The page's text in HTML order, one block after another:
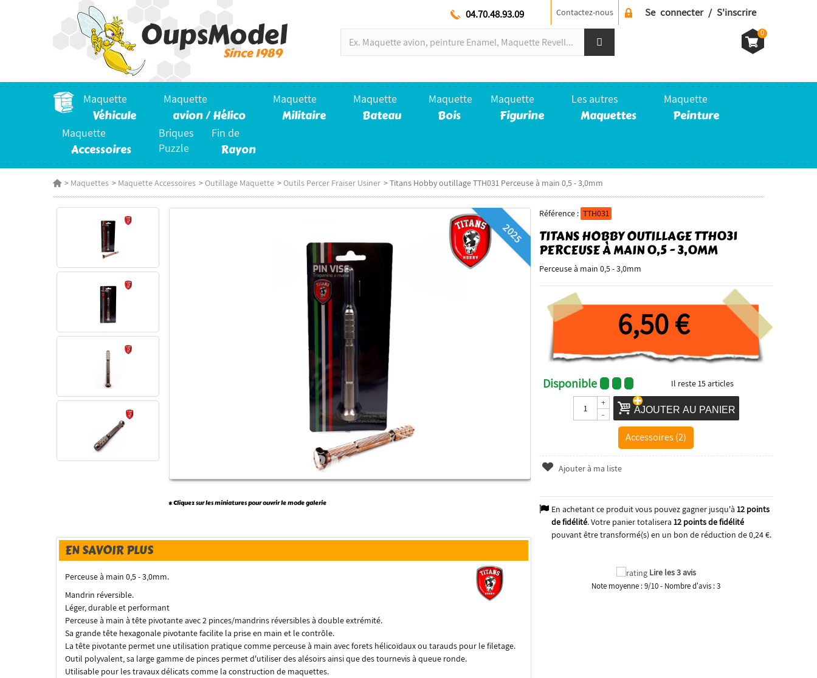
Se connecter / S'inscrire
Contactez-nous
04.70.48.93.09
0
Maquette
Véhicule
Maquette
avion / Hélico
Maquette
Militaire
Maquette
Bateau
Maquette
Bois
Maquette
Figurine
Les autres
Maquettes
Maquette
Peinture
Maquette
Accessoires
Briques
Puzzle
Fin de
Rayon
> Maquettes > Maquette Accessoires >Outillage Maquette >Outils Percer Fraiser Usiner >Titans Hobby outillage TTH031 Perceuse à main 0,5 - 3,0mm
Référence : TTH031
TITANS HOBBY OUTILLAGE TTH031
PERCEUSE À MAIN 0,5 - 3,0MM
Perceuse à main 0,5 - 3,0mm
6,50 €
Disponible Il reste15articles
-
+
AJOUTER AU PANIER
Accessoires (2)
Ajouter à ma liste
En achetant ce produit vous pouvez gagner jusqu'à 12points
de fidélité. Votre panier totalisera 12points de fidélité
pouvant être transformé(s) en un bon de réduction de0,24 €.
Lire les 3 avis
Note moyenne :9/10- Nombre d'avis :3
2025
* Cliquez sur les miniatures pour ouvrir le mode galerie
EN SAVOIR PLUS
Perceuse à main 0,5 - 3,0mm.
Mandrin réversible.
Léger, durable et performant
Perceuse à main à tête pivotante avec 2 pinces/mandrins réversibles à double extrémité.
Sa grande tête hexagonale pivotante facilite la prise en main et le contrôle.
La tête pivotante permet une utilisation pratique comme perceuse à main avec forets hélicoïdaux ou tarauds pour le filetage.
Outil polyvalent, sa large gamme de pinces permet d'utiliser des alésoirs ainsi que des tournevis à queue ronde.
Utilisable pour les travaux délicats comme la construction de maquettes.